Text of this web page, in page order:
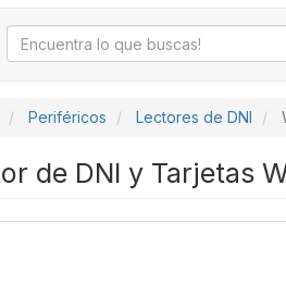
Periféricos Lectores de DNI
de DNI y Tarjetas